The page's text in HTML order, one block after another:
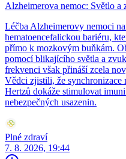
Alzheimerova nemoc: Světlo a
Léčba Alzheimerovy nemoci
hematoencefalickou bariéru,
přímo k mozkovým buňkám.
pomocí blikajícího světla a
frekvenci však přináší zcela
Vědci zjistili, že
Hertzů dokáže stimulovat
nebezpečných usazenin.
Plné zdraví
7. 8. 2026, 19:44